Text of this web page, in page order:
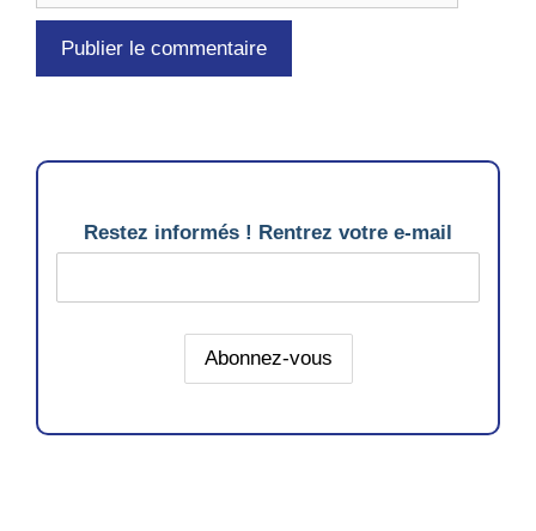
Restez informés ! Rentrez votre e-mail